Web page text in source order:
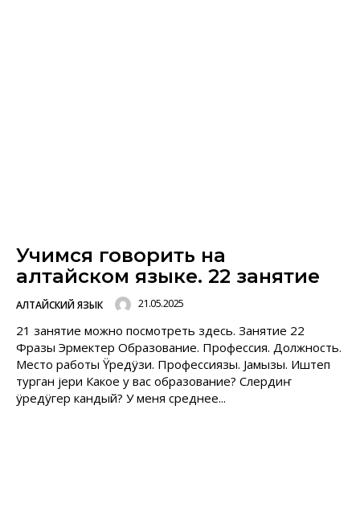
Учимся говорить на
алтайском языке. 22 занятие
АЛТАЙСКИЙ ЯЗЫК 21.05.2025
21 занятие можно посмотреть здесь. Занятие 22
Фразы Эрмектер Образование. Профессия. Должность.
Место работы Ÿредÿзи. Профессиязы. Jамызы. Иштеп
турган jери Какое у вас образование? Слердиҥ
ÿредÿгер кандый? У меня среднее...